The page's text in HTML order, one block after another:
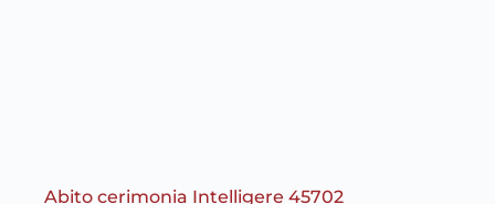
Abito cerimonia Intelligere 45702